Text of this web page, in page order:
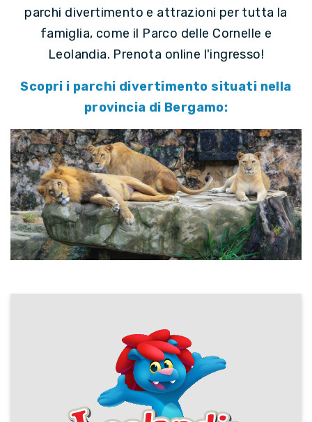
parchi divertimento e attrazioni per tutta la
famiglia, come il Parco delle Cornelle e
Leolandia. Prenota online l'ingresso!
Scopri i parchi divertimento situati nella
provincia di Bergamo: